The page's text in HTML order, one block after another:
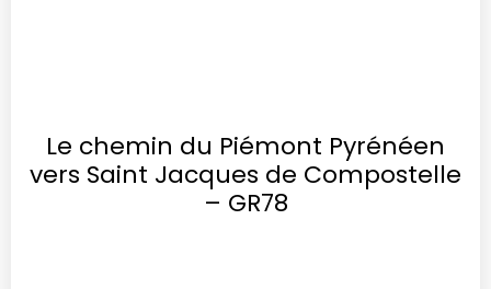
Le chemin du Piémont Pyrénéen
vers Saint Jacques de Compostelle
– GR78